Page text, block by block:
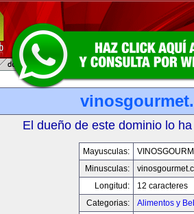
El dueño de este dominio lo
Mayusculas:
Minusculas:
Longitud:
12 caracteres
Categorias:
Alimentos y